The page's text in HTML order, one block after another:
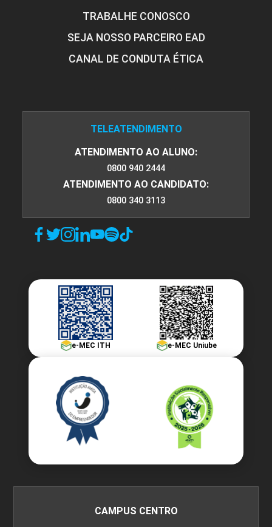
TRABALHE CONOSCO
SEJA NOSSO PARCEIRO EAD
CANAL DE CONDUTA ÉTICA
TELEATENDIMENTO
ATENDIMENTO AO ALUNO:
0800 940 2444
ATENDIMENTO AO CANDIDATO:
0800 340 3113
e-MEC ITH e-MEC Uniube
CAMPUS CENTRO